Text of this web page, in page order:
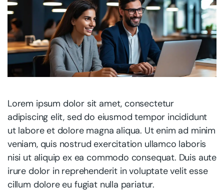
Lorem ipsum dolor sit amet, consectetur
adipiscing elit, sed do eiusmod tempor incididunt
ut labore et dolore magna aliqua. Ut enim ad minim
veniam, quis nostrud exercitation ullamco laboris
nisi ut aliquip ex ea commodo consequat. Duis aute
irure dolor in reprehenderit in voluptate velit esse
cillum dolore eu fugiat nulla pariatur.